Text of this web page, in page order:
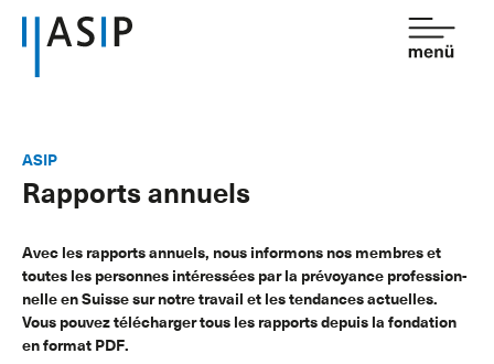
Contact
Association
Prestations
Affiliation
Savoir
ASIP
Rapports annuels
Avec les rap­ports an­nuels, nous in­for­mons nos membres et
toutes les per­sonnes in­téressées par la pré­voy­ance pro­fes­sion­
nelle en Suisse sur notre trav­ail et les tend­ances ac­tuelles.
Vous pouvez téléchar­ger tous les rap­ports depuis la fond­a­tion
en format PDF.